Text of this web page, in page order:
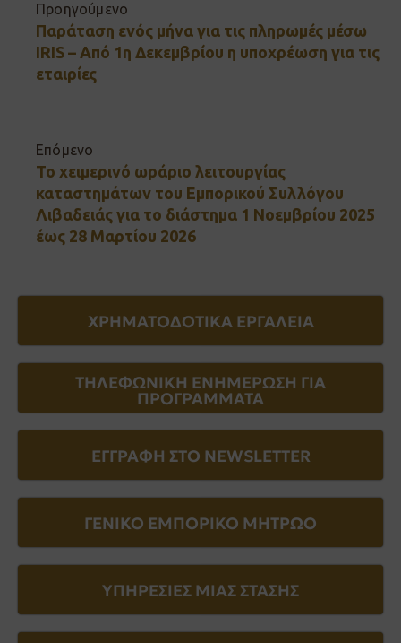
Προηγούμενο
Παράταση ενός μήνα για τις πληρωμές μέσω
IRIS – Από 1η Δεκεμβρίου η υποχρέωση για τις
εταιρίες
Επόμενο
Το χειμερινό ωράριο λειτουργίας
καταστημάτων του Εμπορικού Συλλόγου
Λιβαδειάς για το διάστημα 1 Νοεμβρίου 2025
έως 28 Μαρτίου 2026
ΧΡΗΜΑΤΟΔΟΤΙΚΑ ΕΡΓΑΛΕΙΑ
ΤΗΛΕΦΩΝΙΚΗ ΕΝΗΜΕΡΩΣΗ ΓΙΑ
ΠΡΟΓΡΑΜΜΑΤΑ
ΕΓΓΡΑΦΗ ΣΤΟ NEWSLETTER
ΓΕΝΙΚΟ ΕΜΠΟΡΙΚΟ ΜΗΤΡΩΟ
ΥΠΗΡΕΣΙΕΣ ΜΙΑΣ ΣΤΑΣΗΣ